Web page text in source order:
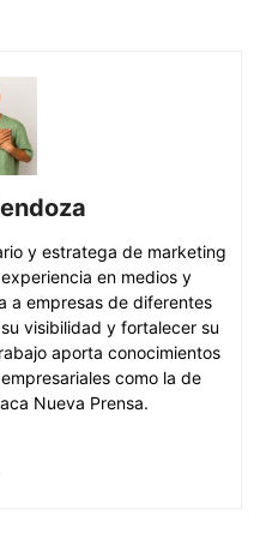
y estratega de marketing
en medios y
a empresas de diferentes
visibilidad y fortalecer su
aporta conocimientos
como la de
Nueva Prensa.